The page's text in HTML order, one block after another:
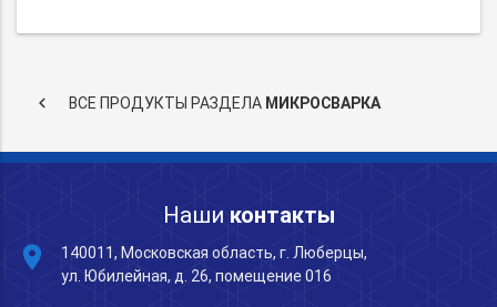
keyboard_arrow_left ВСЕ ПРОДУКТЫ РАЗДЕЛА МИКРОСВАРКА
Наши контакты
place
140011, Московская область, г. Люберцы,
ул. Юбилейная, д. 26, помещение 016